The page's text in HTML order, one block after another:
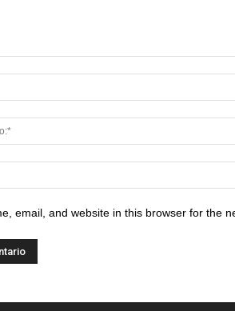
email, and website in this browser for the